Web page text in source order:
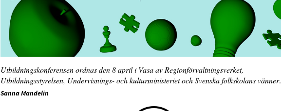
Utbildningskonferensen ordnas den 8 april i Vasa av Regionförvaltningsverket,
Utbildningsstyrelsen, Undervisnings- och kulturministeriet och Svenska folkskolans vänner.
Sanna Mandelin